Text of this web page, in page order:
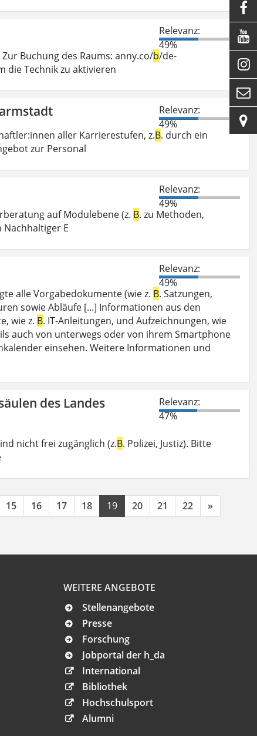
Relevanz:
49%
Buchung des Raums: anny.co/b/de-
die Technik zu aktivieren
Relevanz:
49%
aller Karrierestufen, z.B. durch ein
zur Personal
Relevanz:
49%
auf Modulebene (z. B. zu Methoden,
E
Relevanz:
49%
alle Vorgabedokumente (wie z. B. Satzungen,
sowie Abläufe [...] Informationen aus den
wie z. B. IT-Anleitungen, und Aufzeichnungen, wie
auch von unterwegs oder von ihrem Smartphone
einsehen. Weitere Informationen und
des Landes
Relevanz:
47%
nicht frei zugänglich (z.B. Polizei, Justiz). Bitte
15 16 17 18 19 20 21 22 »
WEITERE ANGEBOTE
Stellenangebote
Presse
Forschung
Jobportal der h_da
International
Bibliothek
Hochschulsport
Alumni




